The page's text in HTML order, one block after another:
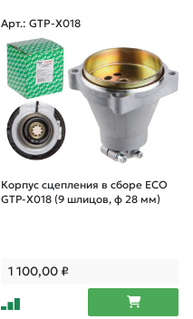
Арт.: GTP-X018
Корпус сцепления в сборе ECO
GTP-X018 (9 шлицов, ф 28 мм)
1 100,00₽